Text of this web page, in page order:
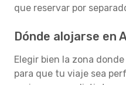
que reservar por
Dónde alojarse en
Elegir bien la zona
para que tu viaje sea